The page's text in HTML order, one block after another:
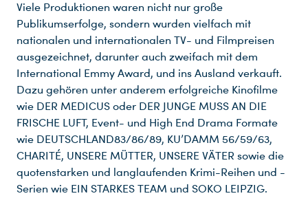
Viele Produktionen waren nicht nur große
Publikumserfolge, sondern wurden vielfach mit
nationalen und internationalen TV- und Filmpreisen
ausgezeichnet, darunter auch zweifach mit dem
International Emmy Award, und ins Ausland verkauft.
Dazu gehören unter anderem erfolgreiche Kinofilme
wie DER MEDICUS oder DER JUNGE MUSS AN DIE
FRISCHE LUFT, Event- und High End Drama Formate
wie DEUTSCHLAND83/86/89, KU’DAMM 56/59/63,
CHARITÉ, UNSERE MÜTTER, UNSERE VÄTER sowie die
quotenstarken und langlaufenden Krimi-Reihen und -
Serien wie EIN STARKES TEAM und SOKO LEIPZIG.